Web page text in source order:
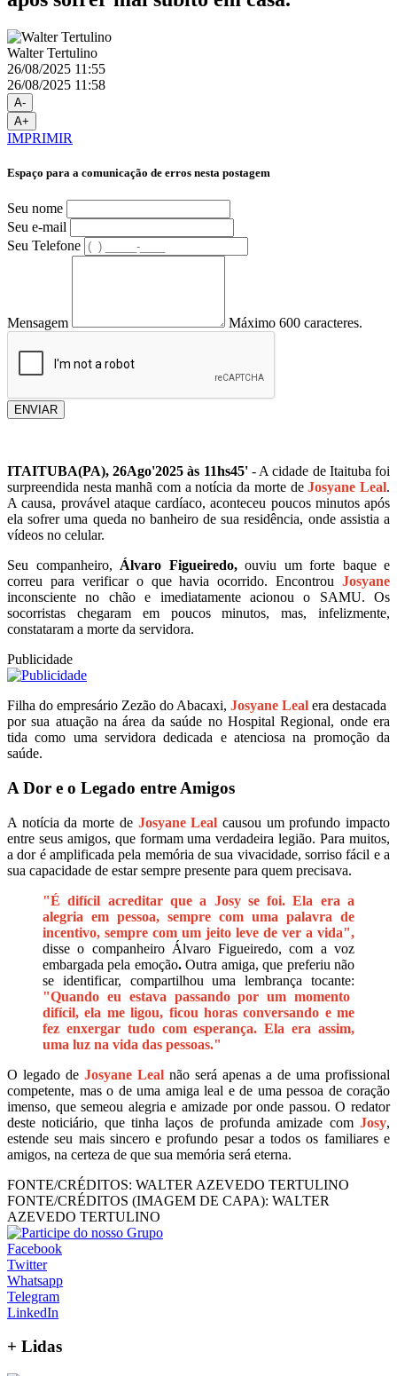
Walter Tertulino
26/08/2025 11:55
26/08/2025 11:58
A-
A+
IMPRIMIR
Espaço para a comunicação de erros nesta postagem
Seu nome
Seu e-mail
Seu Telefone
Mensagem Máximo 600 caracteres.
ENVIAR
ITAITUBA(PA), 26Ago'2025 às 11hs45'- A cidade de Itaituba foi
surpreendida nesta manhã com a notícia da morte deJosyane Leal.
A causa, provável ataque cardíaco, aconteceu poucos minutos após
ela sofrer uma queda no banheiro de sua residência, onde assistia a
vídeos no celular.
Seu companheiro, Álvaro Figueiredo,ouviu um forte baque e
correu para verificar o que havia ocorrido. Encontrou Josyane
inconsciente no chão e imediatamente acionou o SAMU. Os
socorristas chegaram em poucos minutos, mas, infelizmente,
constataram a morte da servidora.
Publicidade
Filha do empresário Zezão do Abacaxi, Josyane Leal era destacada
por sua atuação na área da saúde no Hospital Regional, onde era
tida como uma servidora dedicada e atenciosa na promoção da
saúde.
A Dor e o Legado entre Amigos
A notícia da morte de Josyane Leal causou um profundo impacto
entre seus amigos, que formam uma verdadeira legião. Para muitos,
a dor é amplificada pela memória de sua vivacidade, sorriso fácil e a
sua capacidade de estar sempre presente para quem precisava.
"É difícil acreditar que a Josy se foi. Ela era a
alegria em pessoa, sempre com uma palavra de
incentivo, sempre com um jeito leve de ver a vida",
disse o companheiro Álvaro Figueiredo, com a voz
embargada pela emoção.Outra amiga, que preferiu não
se identificar, compartilhou uma lembrança tocante:
"Quando eu estava passando por um momento
difícil, ela me ligou, ficou horas conversando e me
fez enxergar tudo com esperança. Ela era assim,
uma luz na vida das pessoas."
O legado de Josyane Leal não será apenas a de uma profissional
competente, mas o de uma amiga leal e de uma pessoa de coração
imenso, que semeou alegria e amizade por onde passou. O redator
deste noticiário, que tinha laços de profunda amizade comJosy,
estende seu mais sincero e profundo pesar a todos os familiares e
amigos, na certeza de que sua memória será eterna.
FONTE/CRÉDITOS: WALTER AZEVEDO TERTULINO
FONTE/CRÉDITOS (IMAGEM DE CAPA): WALTER
AZEVEDO TERTULINO
Facebook
Twitter
Whatsapp
Telegram
LinkedIn
+ Lidas